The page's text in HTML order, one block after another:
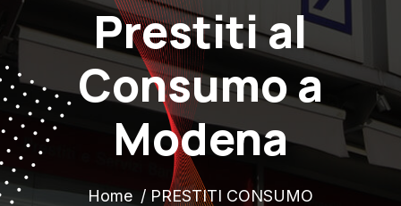
Prestiti al
Consumo a
Modena
Home PRESTITI CONSUMO